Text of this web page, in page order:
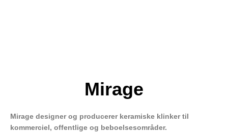
Mirage
Mirage designer og producerer keramiske klinker til
kommerciel, offentlige og beboelsesområder.